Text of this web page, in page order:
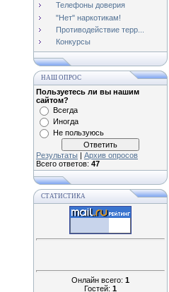
Телефоны доверия
"Нет" наркотикам!
Противодействие терр...
Конкурсы
НАШ ОПРОС
Пользуетесь ли вы нашим
сайтом?
Всегда
Иногда
Не пользуюсь
Результаты | Архив опросов
Всего ответов: 47
СТАТИСТИКА
Онлайн всего: 1
Гостей: 1